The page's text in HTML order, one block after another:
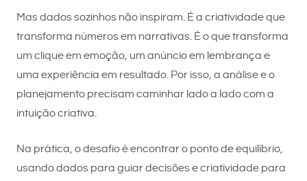
Mas dados sozinhos não inspiram. É a criatividade que
transforma números em narrativas. É o que transforma
um clique em emoção, um anúncio em lembrança e
uma experiência em resultado. Por isso, a análise e o
planejamento precisam caminhar lado a lado com a
intuição criativa.
Na prática, o desafio é encontrar o ponto de equilíbrio,
usando dados para guiar decisões e criatividade para